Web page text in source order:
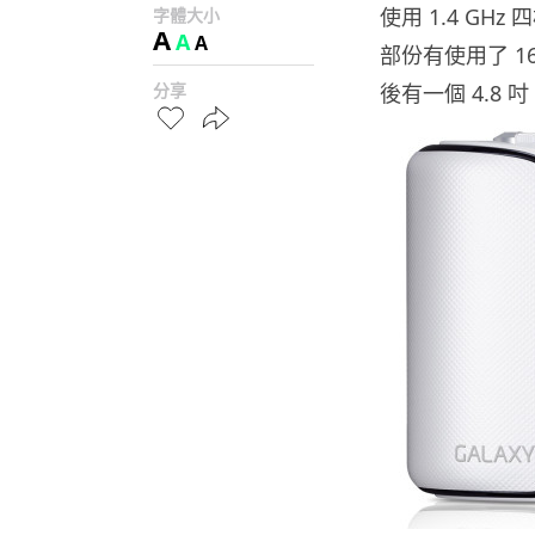
字體大小
AAA
分享
使用 1.4 GHz
部份有使用了
後有一個 4.8